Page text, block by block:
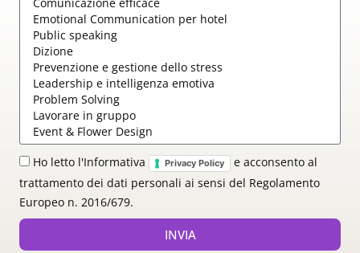
Ho letto l'Informativa Privacy Policy
e acconsento al
trattamento dei dati personali ai sensi del Regolamento
Europeo n. 2016/679.
INVIA